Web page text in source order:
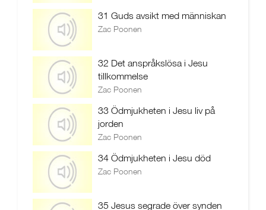
31 Guds avsikt med människan
Zac Poonen
32 Det anspråkslösa i Jesu
tillkommelse
Zac Poonen
33 Ödmjukheten i Jesu liv på
jorden
Zac Poonen
34 Ödmjukheten i Jesu död
Zac Poonen
35 Jesus segrade över synden